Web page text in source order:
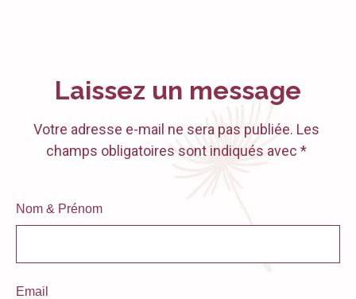
Laissez un message
Votre adresse e-mail ne sera pas publiée. Les
champs obligatoires sont indiqués avec *
Nom & Prénom
Email